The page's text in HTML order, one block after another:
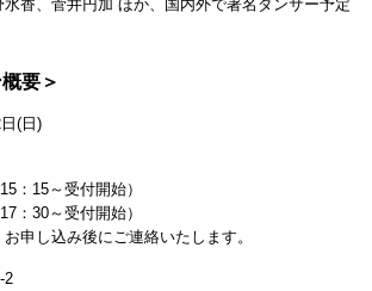
水香、菅井円加 ほか、国内外で著名ダンサー予定
要＞
(日)
：15～受付開始）
：30～受付開始）
申し込み後にご連絡いたします。
2